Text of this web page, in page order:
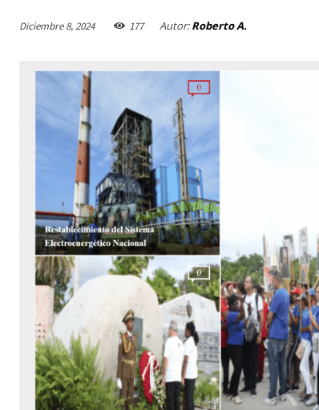
Diciembre 8, 2024 177 Autor: Roberto A.